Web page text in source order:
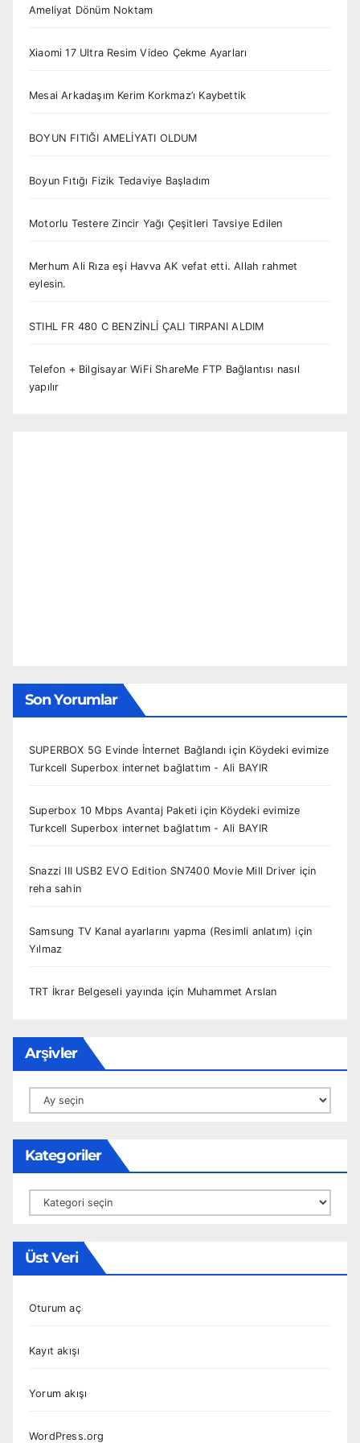
Ameliyat Dönüm Noktam
Xiaomi 17 Ultra Resim Video Çekme Ayarları
Mesai Arkadaşım Kerim Korkmaz’ı Kaybettik
BOYUN FITIĞI AMELİYATI OLDUM
Boyun Fıtığı Fizik Tedaviye Başladım
Motorlu Testere Zincir Yağı Çeşitleri Tavsiye Edilen
Merhum Ali Rıza eşi Havva AK vefat etti. Allah rahmet
eylesin.
STIHL FR 480 C BENZİNLİ ÇALI TIRPANI ALDIM
Telefon + Bilgisayar WiFi ShareMe FTP Bağlantısı nasıl
yapılır
Son Yorumlar
SUPERBOX 5G Evinde İnternet Bağlandı için Köydeki evimize
Turkcell Superbox internet bağlattım - Ali BAYIR
Superbox 10 Mbps Avantaj Paketi için Köydeki evimize
Turkcell Superbox internet bağlattım - Ali BAYIR
Snazzi III USB2 EVO Edition SN7400 Movie Mill Driver için
reha sahin
Samsung TV Kanal ayarlarını yapma (Resimli anlatım) için
Yılmaz
TRT İkrar Belgeseli yayında için Muhammet Arslan
Arşivler
Arşivler
Kategoriler
Kategoriler
Üst Veri
Oturum aç
Kayıt akışı
Yorum akışı
WordPress.org